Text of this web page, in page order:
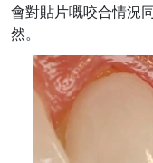
會對貼片嘅咬合情況
然。